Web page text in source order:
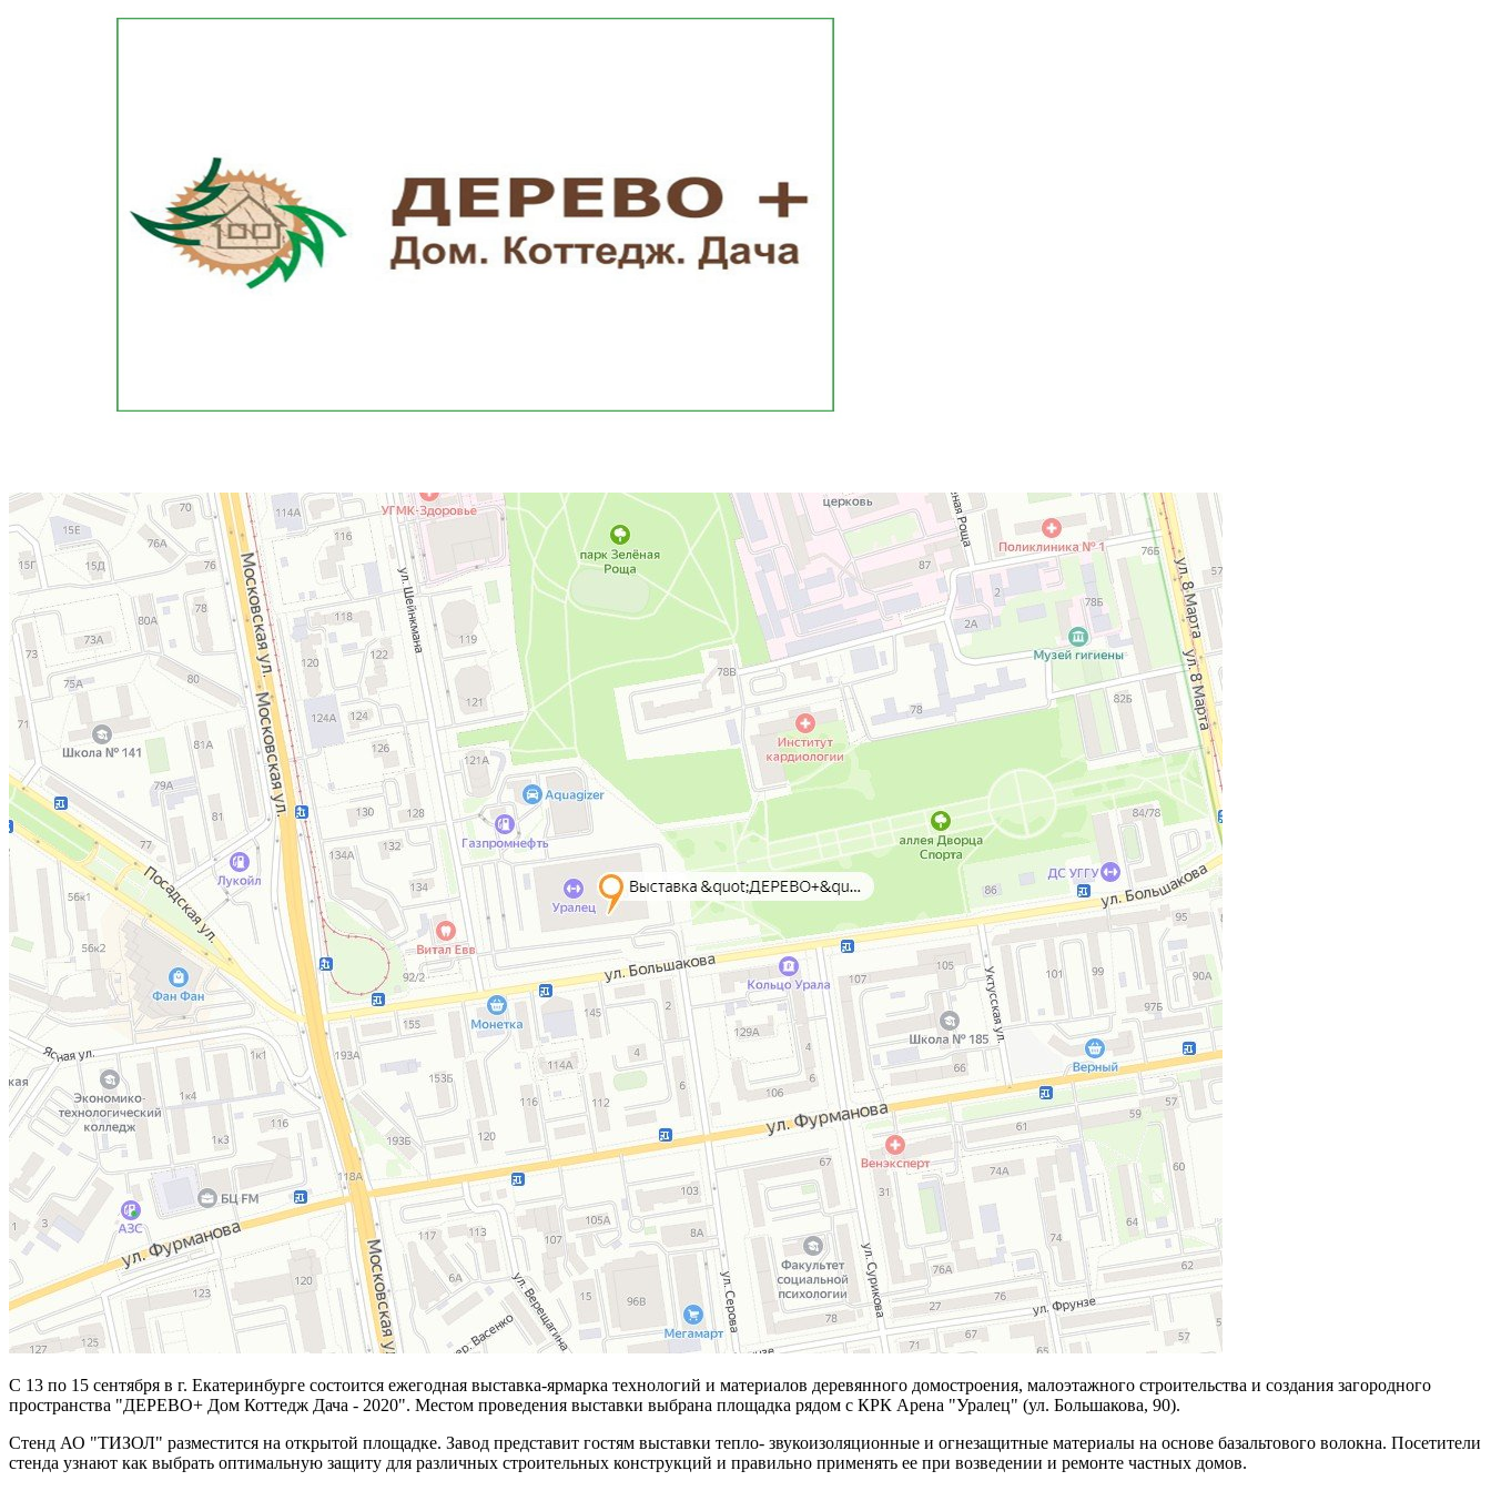
С 13 по 15 сентября в г. Екатеринбурге состоится ежегодная выставка-ярмарка технологий и материалов деревянного домостроения, малоэтажного строительства и создания загородного
пространства "ДЕРЕВО+ Дом Коттедж Дача - 2020". Местом проведения выставки выбрана площадка рядом с КРК Арена "Уралец" (ул. Большакова, 90).
Стенд АО "ТИЗОЛ" разместится на открытой площадке. Завод представит гостям выставки тепло- звукоизоляционные и огнезащитные материалы на основе базальтового волокна. Посетители
стенда узнают как выбрать оптимальную защиту для различных строительных конструкций и правильно применять ее при возведении и ремонте частных домов.